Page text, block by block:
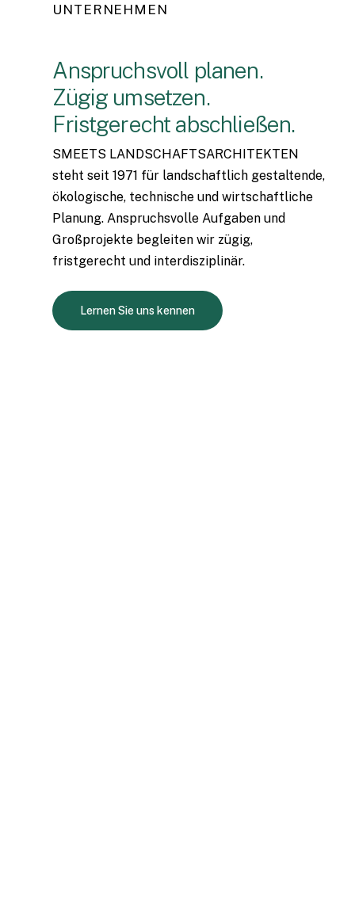
UNTERNEHMEN
Anspruchsvoll planen.
Zügig umsetzen.
Fristgerecht abschließen.
SMEETS LANDSCHAFTSARCHITEKTEN
steht seit 1971 für landschaftlich gestaltende,
ökologische, technische und wirtschaftliche
Planung. Anspruchsvolle Aufgaben und
Großprojekte begleiten wir zügig,
fristgerecht und interdisziplinär.
Lernen Sie uns kennen